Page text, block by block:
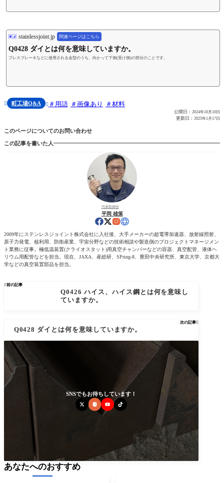
stainlessjoint.jp 関連ページはこちら
Q0428 ダイとは何を意味していますか。
プレスブレーキなどに使用される金型のうち、向かって下側(受け側)の部分のことです。
 町工場Q&A  用語 画像あり 材料
公開日： 2024年10月10日
更新日： 2025年1月17日
このページについてのお問い合わせ
この記事を書いた人
代表取締役
平岡 雄策
2009年にステンレスジョイント株式会社に入社後、大手メーカーの超電導加速器、放射線照射、
原子力発電、核利用、防衛産業、宇宙分野などの技術相談や製造側のプロジェクトマネージメン
ト業務に従事。極低温装置(クライオスタット)用真空チャンバーなどの容器、真空配管、液体ヘ
リウム用配管などを担当。現在、JAXA、産総研、SPring-8、豊田中央研究所、東京大学、京都大
学などの真空装置部品を担当。
前の記事
Q0426 ハイス、ハイス鋼とは何を意味し
ていますか。
次の記事
Q0428 ダイとは何を意味していますか。
SNSでもお待ちしています！
あなたへのおすすめ